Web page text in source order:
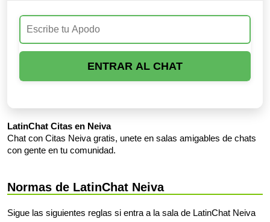
ENTRAR AL CHAT
LatinChat Citas en Neiva
Chat con Citas Neiva gratis, unete en salas amigables de chats
con gente en tu comunidad.
Normas de LatinChat Neiva
Sigue las siguientes reglas si entra a la sala de LatinChat Neiva